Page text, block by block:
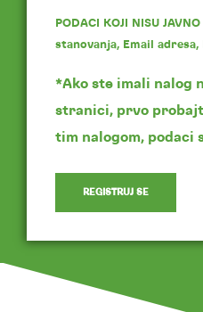
PODACI KOJI NISU
stanovanja, Email
*Ako ste imali nalog
stranici, prvo
tim nalogom, podaci
REGISTRUJ SE